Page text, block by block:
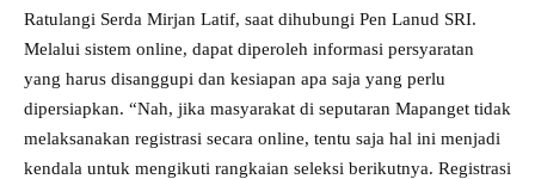
Ratulangi Serda Mirjan Latif, saat dihubungi Pen Lanud SRI.
Melalui sistem online, dapat diperoleh informasi persyaratan
yang harus disanggupi dan kesiapan apa saja yang perlu
dipersiapkan. “Nah, jika masyarakat di seputaran Mapanget tidak
melaksanakan registrasi secara online, tentu saja hal ini menjadi
kendala untuk mengikuti rangkaian seleksi berikutnya. Registrasi